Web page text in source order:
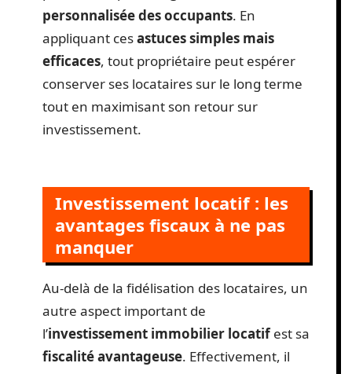
personnalisée des occupants. En
appliquant cesastuces simples mais
efficaces, tout propriétaire peut espérer
conserver ses locataires sur le long terme
tout en maximisant son retour sur
investissement.
Investissement locatif : les
avantages fiscaux à ne pas
manquer
Au-delà de la fidélisation des locataires, un
autre aspect important de
l’investissement immobilier locatifest sa
fiscalité avantageuse. Effectivement, il